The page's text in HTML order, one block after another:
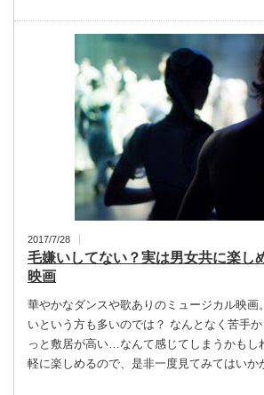
2017/7/28
毛嫌いしてない？実は男女共に楽し
映画
華やかなダンスや歌ありのミュージカル映画
いという方も多いのでは？ なんとなく苦手
っと敷居が高い…なんて感じてしまうかもし
軽に楽しめるので、是非一度見てみてはいか